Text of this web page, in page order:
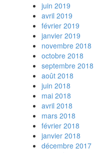
juin 2019
avril 2019
février 2019
janvier 2019
novembre 2018
octobre 2018
septembre 2018
août 2018
juin 2018
mai 2018
avril 2018
mars 2018
février 2018
janvier 2018
décembre 2017